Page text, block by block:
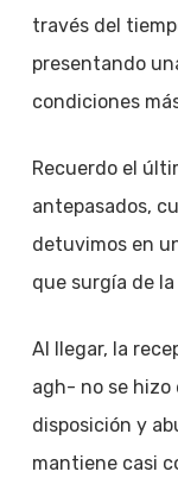
través del
presentando
condiciones
Recuerdo el
antepasados,
detuvimos en
que surgía de
Al llegar, la
agh- no se hizo
disposición y
mantiene casi